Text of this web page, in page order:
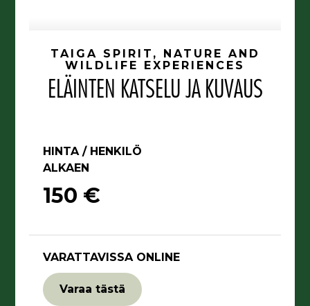
TAIGA SPIRIT, NATURE AND
WILDLIFE EXPERIENCES
ELÄINTEN KATSELU JA KUVAUS
HINTA / HENKILÖ
ALKAEN
150 €
VARATTAVISSA ONLINE
Varaa tästä